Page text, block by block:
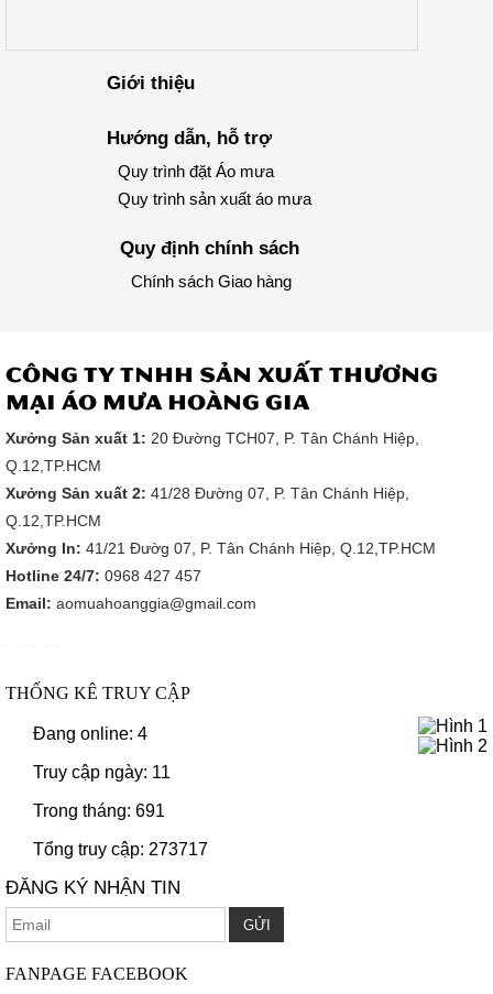
Giới thiệu
Hướng dẫn, hỗ trợ
Quy trình đặt Áo mưa
Quy trình sản xuất áo mưa
Quy định chính sách
Chính sách Giao hàng
CÔNG TY TNHH SẢN XUẤT THƯƠNG
MẠI ÁO MƯA HOÀNG GIA
Xưởng Sản xuất 1: 20 Đường TCH07, P. Tân Chánh Hiệp,
Q.12,TP.HCM
Xưởng Sản xuất 2: 41/28 Đường 07, P. Tân Chánh Hiệp,
Q.12,TP.HCM
Xưởng In: 41/21 Đườg 07, P. Tân Chánh Hiệp, Q.12,TP.HCM
Hotline 24/7: 0968 427 457
Email: aomuahoanggia@gmail.com
THỐNG KÊ TRUY CẬP
Đang online: 4
Truy cập ngày: 11
Trong tháng: 691
Tổng truy cập: 273717
ĐĂNG KÝ NHẬN TIN
FANPAGE FACEBOOK